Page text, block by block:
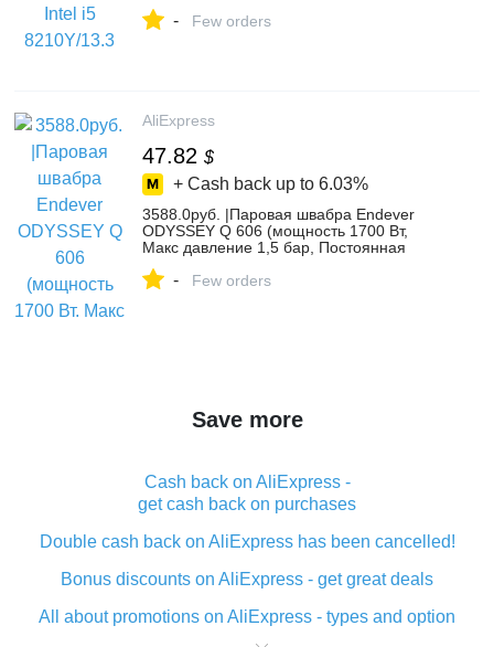
- Few orders
AliExpress
47.82 $
+ Cash back up to 6.03%
3588.0руб. |Паровая швабра Endever
ODYSSEY Q 606 (мощность 1700 Вт,
Макс давление 1,5 бар, Постоянная
103 °С)-in Пароочистители from Бытовая
- Few orders
Save more
Cash back on AliExpress -
get cash back on purchases
Double cash back on AliExpress has been cancelled!
Bonus discounts on AliExpress - get great deals
All about promotions on AliExpress - types and option